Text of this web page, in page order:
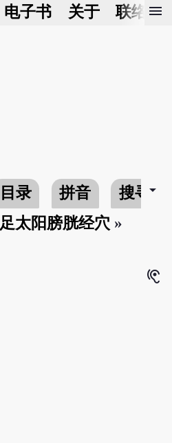
电子书 关于 联络我
menu
目录 拼音 搜寻arrow_drop_down
足太阳膀胱经穴 »
hearing